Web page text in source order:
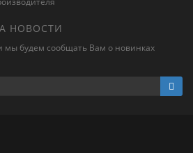
НОВОСТИ
мы будем сообщать Вам о новинках